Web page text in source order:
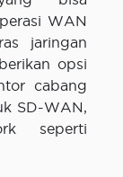
WAN
jaringan
opsi
cabang
SD-WAN,
seperti